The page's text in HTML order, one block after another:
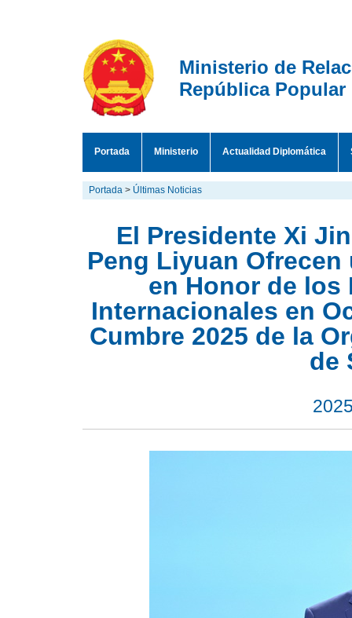
Ministerio de
República Popular
Portada Ministerio Actualidad Diplomática
Portada > Últimas Noticias
El Presidente Xi
Peng Liyuan
en Honor de
Internacionales en
Cumbre 2025 de la
de